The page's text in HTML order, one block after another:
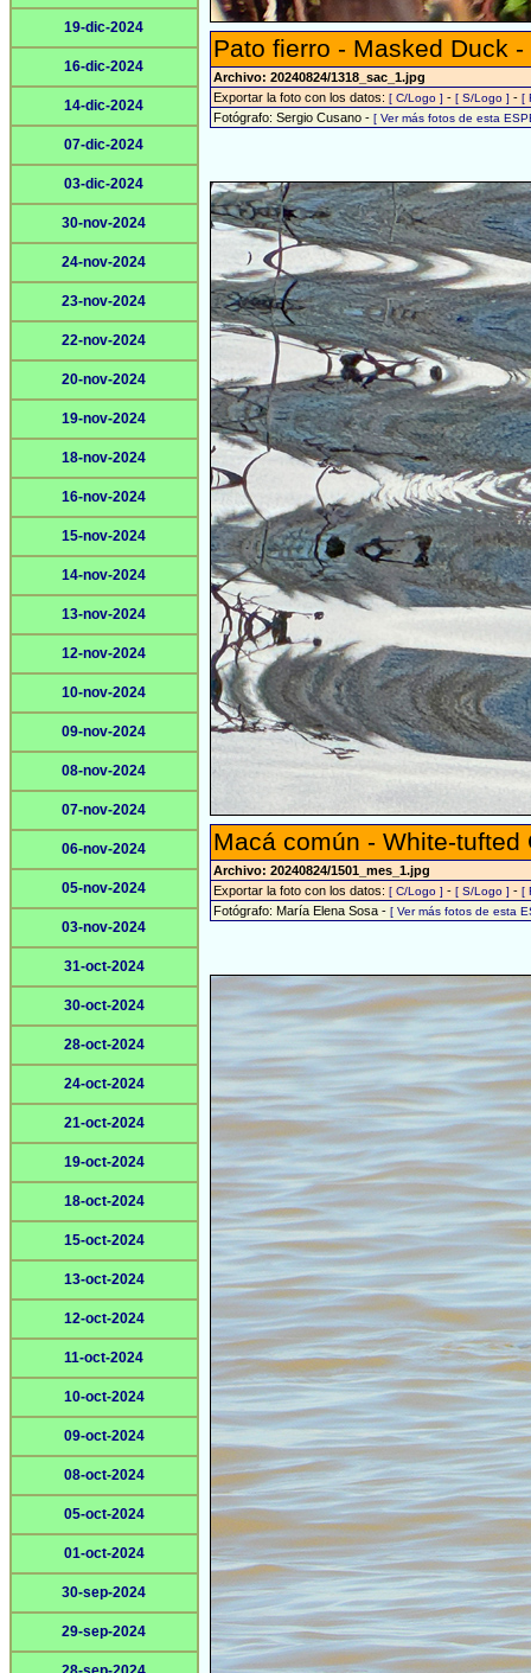
19-dic-2024
16-dic-2024
14-dic-2024
07-dic-2024
03-dic-2024
30-nov-2024
24-nov-2024
23-nov-2024
22-nov-2024
20-nov-2024
19-nov-2024
18-nov-2024
16-nov-2024
15-nov-2024
14-nov-2024
13-nov-2024
12-nov-2024
10-nov-2024
09-nov-2024
08-nov-2024
07-nov-2024
06-nov-2024
05-nov-2024
03-nov-2024
31-oct-2024
30-oct-2024
28-oct-2024
24-oct-2024
21-oct-2024
19-oct-2024
18-oct-2024
15-oct-2024
13-oct-2024
12-oct-2024
11-oct-2024
10-oct-2024
09-oct-2024
08-oct-2024
05-oct-2024
01-oct-2024
30-sep-2024
29-sep-2024
Pato fierro - Masked Duck -
Archivo: 20240824/1318_sac_1.jpg
Exportar la foto con los datos: [ C/Logo ] - [ S/Logo ] - [
Fotógrafo: Sergio Cusano - [ Ver más fotos de esta
Macá común - White-
Archivo: 20240824/1501_mes_1.jpg
Exportar la foto con los datos: [ C/Logo ] - [ S/Logo ] - [
Fotógrafo: María Elena Sosa - [ Ver más fotos de esta